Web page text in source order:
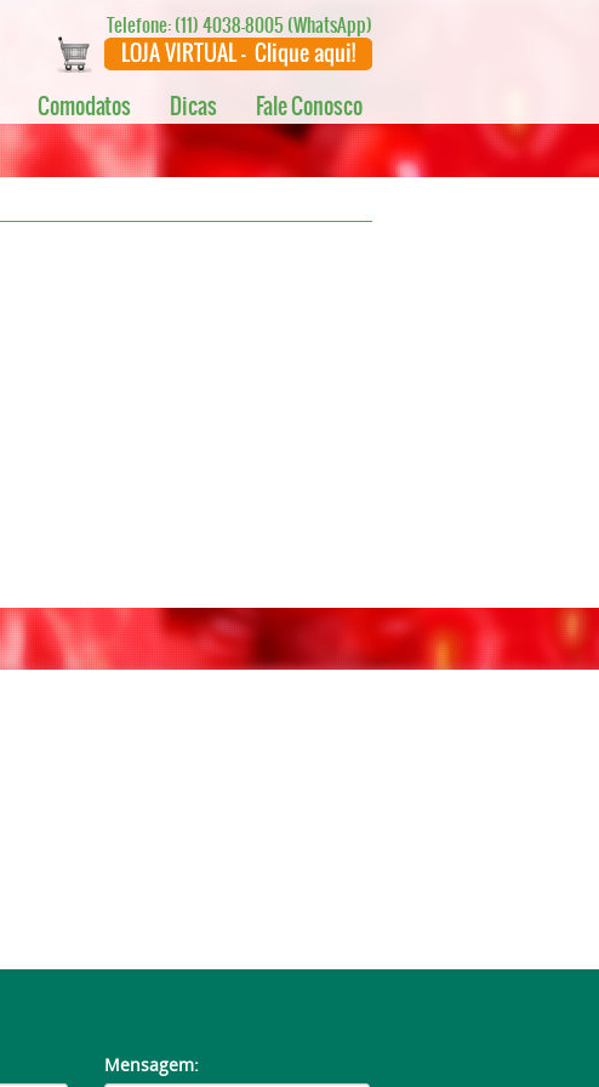
Telefone: (11) 4038-8005 (WhatsApp)
Comodatos Dicas Fale Conosco
Mensagem: